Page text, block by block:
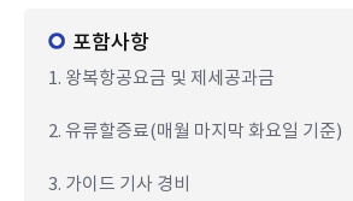
포함사항
1. 왕복항공요금 및 제세공과금
2. 유류할증료(매월 마지막 화요일 기준)
3. 가이드 기사 경비